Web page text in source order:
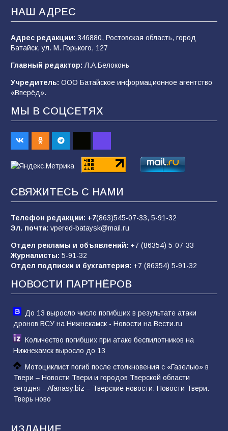
Батайским спортсменам вручили награды
«Слухи — не указ»: почему разговоры о
07.08.2026
Командовал боем до последнего: герой
Евгений Остапенко
В библиотеке имени М.Ю. Лермонтова
состоялось литературно-творческое
сказку, рисуем в красках»
65 07.08.2026
НАШ АДРЕС
Адрес редакции: 346880, Ростовская область, город
Батайск, ул. М. Горького, 127
Главный редактор: Л.А.Белоконь
Учредитель: ООО Батайское информационное агентство
«Вперёд».
МЫ В СОЦСЕТЯХ
СВЯЖИТЕСЬ С НАМИ
Телефон редакции: +7(863)545-07-33, 5-91-32
Эл. почта: vpered-bataysk@mail.ru
Отдел рекламы и объявлений: +7 (86354) 5-07-33
Журналисты: 5-91-32
Отдел подписки и бухгалтерия: +7 (86354) 5-91-32
НОВОСТИ ПАРТНЁРОВ
До 13 выросло число погибших в результате атаки
дронов ВСУ на Нижнекамск - Новости на Вести.ru
Количество погибших при атаке беспилотников на
Нижнекамск выросло до 13
Мотоциклист погиб после столкновения с «Газелью» в
Твери – Новости Твери и городов Тверской области
сегодня - Afanasy.biz – Тверские новости. Новости Твери.
Тверь ново